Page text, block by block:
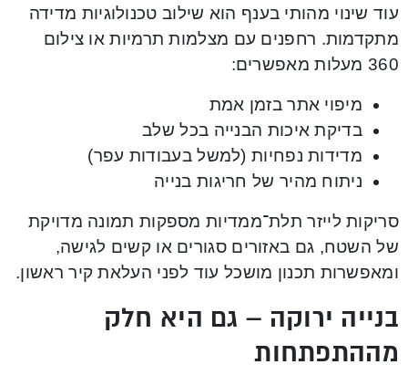
עוד שינוי מהותי בענף הוא שילוב טכנולוגיות מדידה
מתקדמות. רחפנים עם מצלמות תרמיות או צילום
360 מעלות מאפשרים:
מיפוי אתר בזמן אמת
בדיקת איכות הבנייה בכל שלב
מדידות נפחיות (למשל בעבודות עפר)
ניתוח מהיר של חריגות בנייה
סריקות לייזר תלת־ממדיות מספקות תמונה מדויקת
של השטח, גם באזורים סגורים או קשים לגישה,
ומאפשרות תכנון מושכל עוד לפני העלאת קיר ראשון.
בנייה ירוקה – גם היא חלק
מההתפתחות